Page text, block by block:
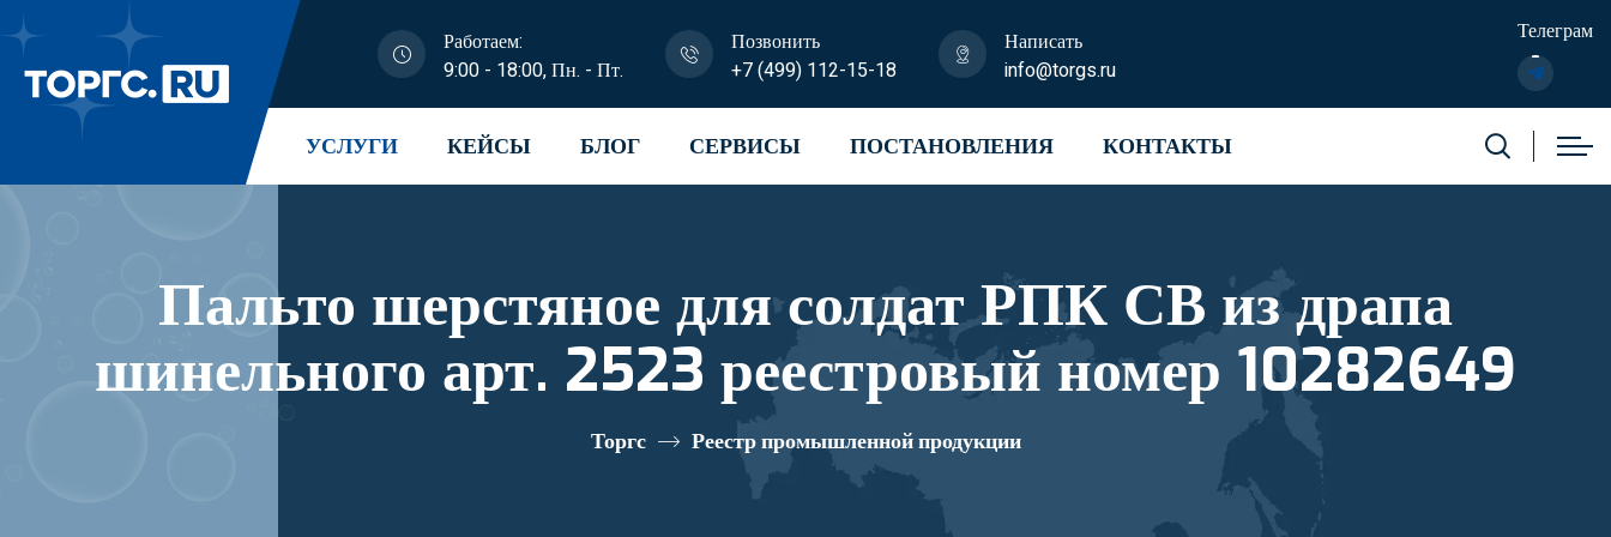
Работаем:
9:00 - 18:00, Пн. - Пт.
Позвонить
+7 (499) 112-15-18
Написать
info@torgs.ru
Телеграм
УСЛУГИ КЕЙСЫ БЛОГ СЕРВИСЫ ПОСТАНОВЛЕНИЯ КОНТАКТЫ
Пальто шерстяное для солдат РПК СВ из драпа
шинельного арт. 2523 реестровый номер 10282649
Торгс Реестр промышленной продукции